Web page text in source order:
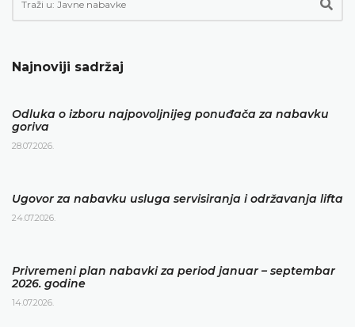
Najnoviji sadržaj
Odluka o izboru najpovoljnijeg ponuđača za nabavku
goriva
28.07.2026.
Ugovor za nabavku usluga servisiranja i održavanja lifta
24.07.2026.
Privremeni plan nabavki za period januar – septembar
2026. godine
14.07.2026.